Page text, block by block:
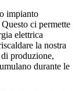
impianto
ci permette
elettrica
la nostra
produzione,
durante le